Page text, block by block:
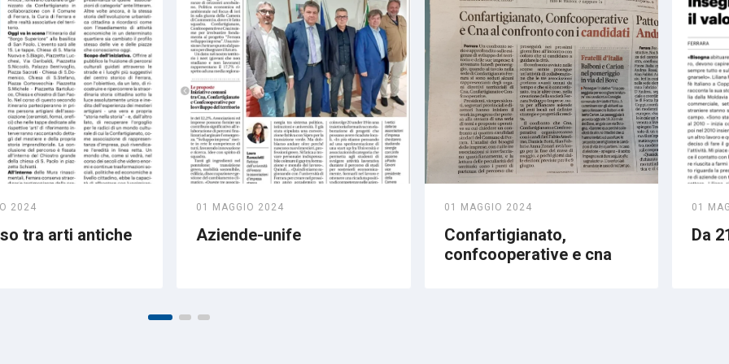
2024
tra arti antiche
01 MAGGIO 2024
Aziende-unife
01 MAGGIO 2024
Confartigianato,
confcooperative e cna
01
Da